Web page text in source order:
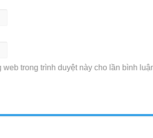
web trong trình duyệt này cho lần bình